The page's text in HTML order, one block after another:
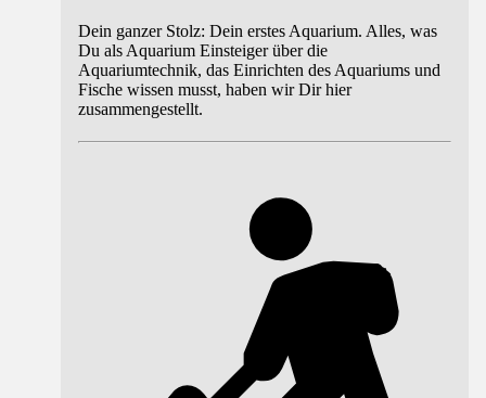
Dein ganzer Stolz: Dein erstes Aquarium. Alles, was
Du als Aquarium Einsteiger über die
Aquariumtechnik, das Einrichten des Aquariums und
Fische wissen musst, haben wir Dir hier
zusammengestellt.